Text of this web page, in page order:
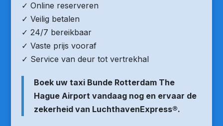
✓ Online reserveren
✓ Veilig betalen
✓ 24/7 bereikbaar
✓ Vaste prijs vooraf
✓ Service van deur tot vertrekhal
Boek uw taxi Bunde Rotterdam The
Hague Airport vandaag nog en ervaar de
zekerheid van LuchthavenExpress®.